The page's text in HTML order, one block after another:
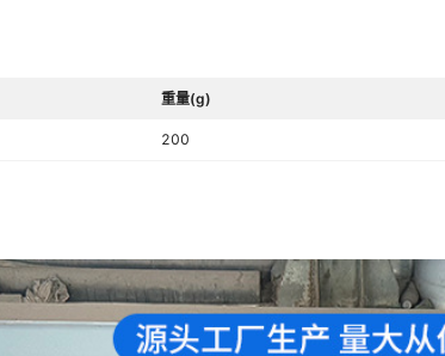
重量(g)
200